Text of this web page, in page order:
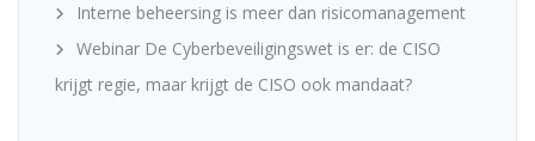
Interne beheersing is meer dan risicomanagement
Webinar De Cyberbeveiligingswet is er: de CISO
krijgt regie, maar krijgt de CISO ook mandaat?